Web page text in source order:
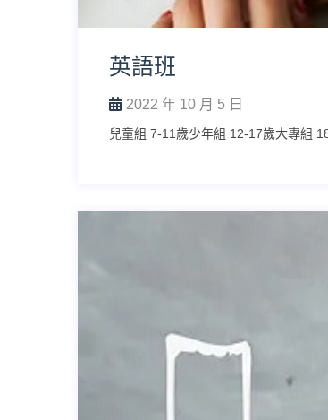
英語班
2022 年 10 月 5 日
兒童組 7-11歲少年組 12-17歲大專組